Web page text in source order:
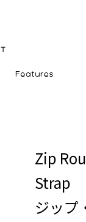
Zip
Strap
ジップ